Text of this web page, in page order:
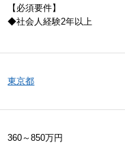
【必須要件】
◆社会人経験2年以上
東京都
360～850万円